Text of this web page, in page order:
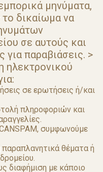
μηνύματα,
το δικαίωμα να
σε αυτούς και
για παραβιάσεις. >
ηλεκτρονικού
σε ερωτήσεις ή/και
πληροφοριών και
συμφωνούμε
θέματα ή
διαφήμιση με κάποιο